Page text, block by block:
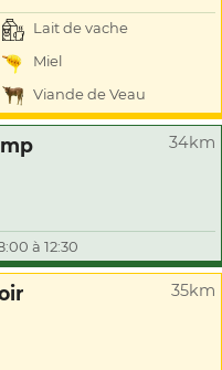
Lait de vache
Miel
Viande de Veau
34km
à 12:30
35km